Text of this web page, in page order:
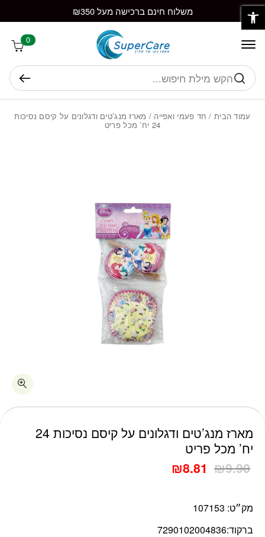
Skip to Content משלוח חינם ברכישה מעל ₪350
0
חיפוש
עמוד הבית/ חד פעמי ואפייה / מארז מנג’טים ודגלונים על קיסם נסיכות
24 יח’ מכל פריט
מארז מנג’טים ודגלונים על קיסם נסיכות 24
יח’ מכל פריט
₪9.90
₪8.81
מק״ט: 107153
ברקוד:7290102004836
כמות מארז מנג'טים ודגלונים על קיסם נסיכות 24 יח' מכל פריט
בחזרה למעלה
פתח סרגל נגישות